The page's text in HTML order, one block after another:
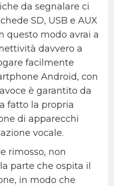
da segnalare ci
SD, USB e AUX
questo modo avrai a
davvero a
facilmente
Android, con
è garantito da
fatto la propria
di apparecchi
vocale.
rimosso, non
parte che ospita il
in modo che